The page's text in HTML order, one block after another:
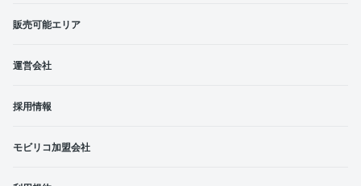
販売可能エリア
運営会社
採用情報
モビリコ加盟会社